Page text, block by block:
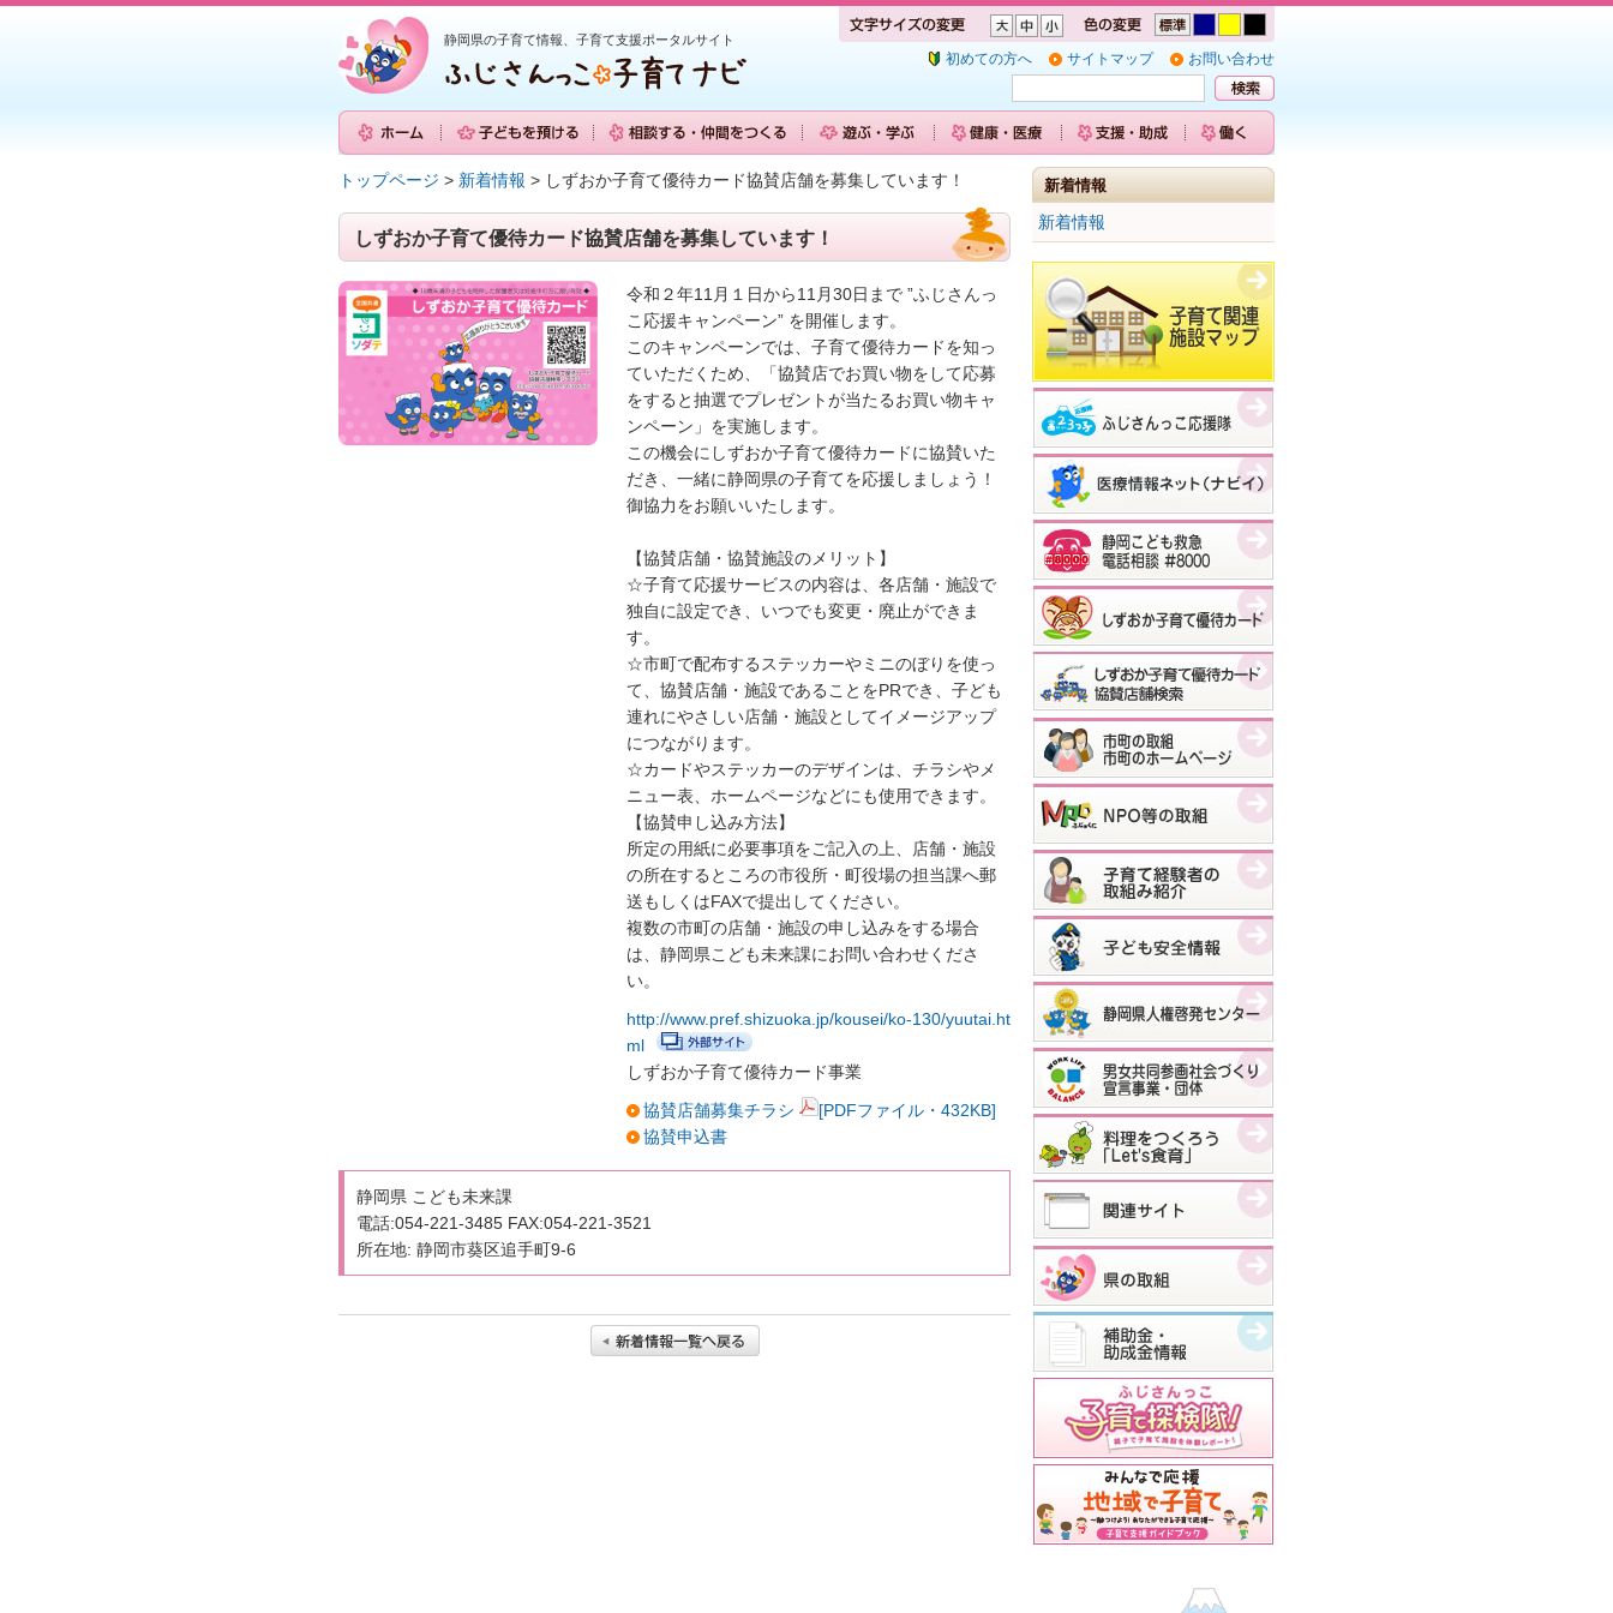
静岡県の子育て情報、子育て支援ポータルサイト
初めての方へ サイトマップ お問い合わせ
トップページ > 新着情報 > しずおか子育て優待カード協賛店舗を募集しています！
しずおか子育て優待カード協賛店舗を募集しています！
令和２年11月１日から11月30日まで ”ふじさんっ
こ応援キャンペーン” を開催します。
このキャンペーンでは、子育て優待カードを知っ
ていただくため、「協賛店でお買い物をして応募
をすると抽選でプレゼントが当たるお買い物キャ
ンペーン」を実施します。
この機会にしずおか子育て優待カードに協賛いた
だき、一緒に静岡県の子育てを応援しましょう！
御協力をお願いいたします。
【協賛店舗・協賛施設のメリット】
☆子育て応援サービスの内容は、各店舗・施設で
独自に設定でき、いつでも変更・廃止ができま
す。
☆市町で配布するステッカーやミニのぼりを使っ
て、協賛店舗・施設であることをPRでき、子ども
連れにやさしい店舗・施設としてイメージアップ
につながります。
☆カードやステッカーのデザインは、チラシやメ
ニュー表、ホームページなどにも使用できます。
【協賛申し込み方法】
所定の用紙に必要事項をご記入の上、店舗・施設
の所在するところの市役所・町役場の担当課へ郵
送もしくはFAXで提出してください。
複数の市町の店舗・施設の申し込みをする場合
は、静岡県こども未来課にお問い合わせくださ
い。
http://www.pref.shizuoka.jp/kousei/ko-130/yuutai.ht
ml
しずおか子育て優待カード事業
協賛店舗募集チラシ
[PDFファイル・432KB]
協賛申込書
静岡県 こども未来課
電話:054-221-3485 FAX:054-221-3521
所在地: 静岡市葵区追手町9-6
新着情報
新着情報